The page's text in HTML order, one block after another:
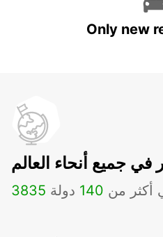
Only new
في جميع أنحاء العالم
3835 أكثر من 140 دولة